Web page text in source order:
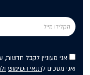
אני מעוניין לקבל חדשות,
ואני מסכים לתנאי השימוש